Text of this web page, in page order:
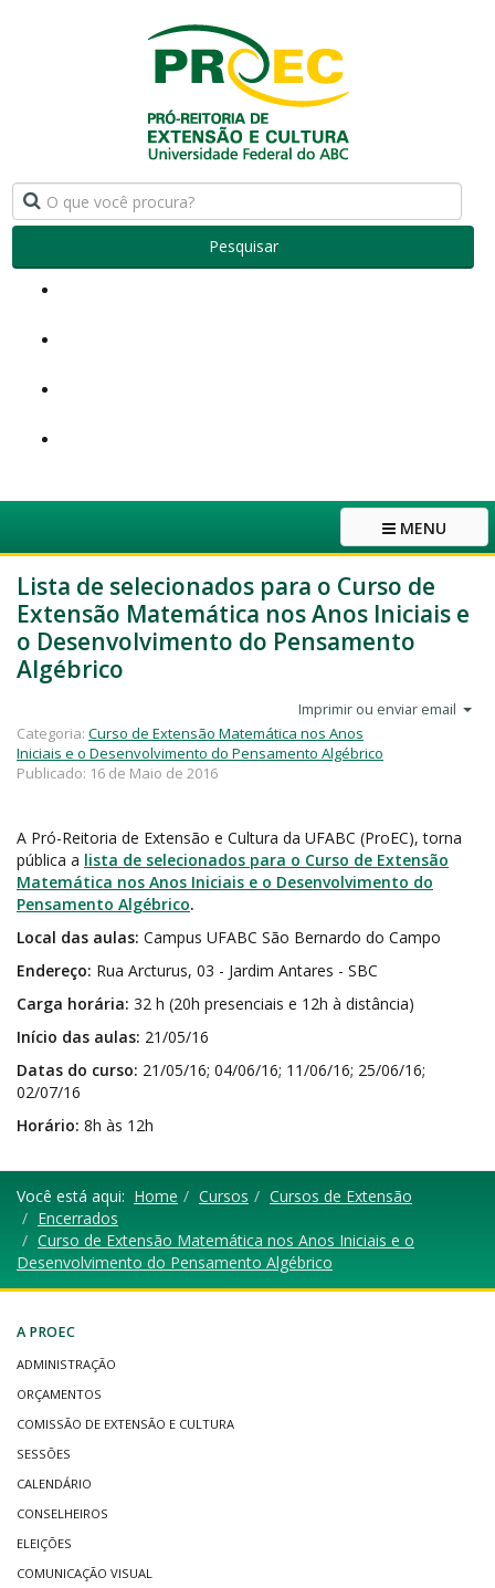
Pesquisar
MENU
Lista de selecionados para o Curso de
Extensão Matemática nos Anos Iniciais e
o Desenvolvimento do Pensamento
Algébrico
Imprimir ou enviar email
Categoria: Curso de Extensão Matemática nos Anos
Iniciais e o Desenvolvimento do Pensamento Algébrico
Publicado: 16 de Maio de 2016
A Pró-Reitoria de Extensão e Cultura da UFABC (ProEC), torna
pública a lista de selecionados para o Curso de Extensão
Matemática nos Anos Iniciais e o Desenvolvimento do
Pensamento Algébrico.
Local das aulas: Campus UFABC São Bernardo do Campo
Endereço: Rua Arcturus, 03 - Jardim Antares - SBC
Carga horária: 32 h (20h presenciais e 12h à distância)
Início das aulas: 21/05/16
Datas do curso: 21/05/16; 04/06/16; 11/06/16; 25/06/16;
02/07/16
Horário: 8h às 12h
Você está aqui: Home Cursos
Cursos de Extensão
Encerrados
Curso de Extensão Matemática nos Anos Iniciais e o
Desenvolvimento do Pensamento Algébrico
A PROEC
ADMINISTRAÇÃO
ORÇAMENTOS
COMISSÃO DE EXTENSÃO E CULTURA
SESSÕES
CALENDÁRIO
CONSELHEIROS
ELEIÇÕES
COMUNICAÇÃO VISUAL